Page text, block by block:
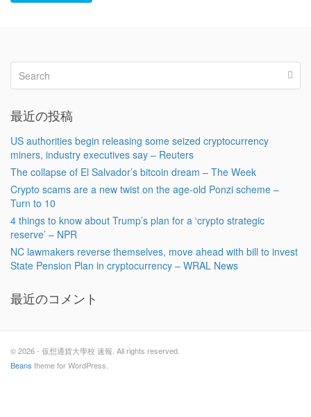
最近の投稿
US authorities begin releasing some seized cryptocurrency
miners, industry executives say – Reuters
The collapse of El Salvador’s bitcoin dream – The Week
Crypto scams are a new twist on the age-old Ponzi scheme –
Turn to 10
4 things to know about Trump’s plan for a ‘crypto strategic
reserve’ – NPR
NC lawmakers reverse themselves, move ahead with bill to invest
State Pension Plan in cryptocurrency – WRAL News
最近のコメント
© 2026 - 仮想通貨大學校 速報. All rights reserved.
Beans theme for WordPress.